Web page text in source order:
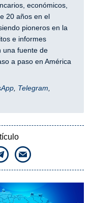
económicos,
20 años en el
pioneros en la
e informes
una fuente de
a paso en América
Telegram